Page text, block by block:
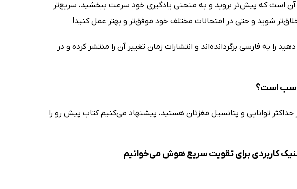
آن است که پیش‌تر بروید و به منحنی یادگیری خود سرعت ببخشید، سریع‌تر
شوید و حتی در امتحانات مختلف خود موفق‌تر و بهتر عمل کنید!
به فارسی برگردانده‌اند و انتشارات زمان تغییر آن را منتشر کرده و در
است؟
توانایی و پتانسیل مغزتان هستید، پیشنهاد می‌کنیم کتاب پیش رو را